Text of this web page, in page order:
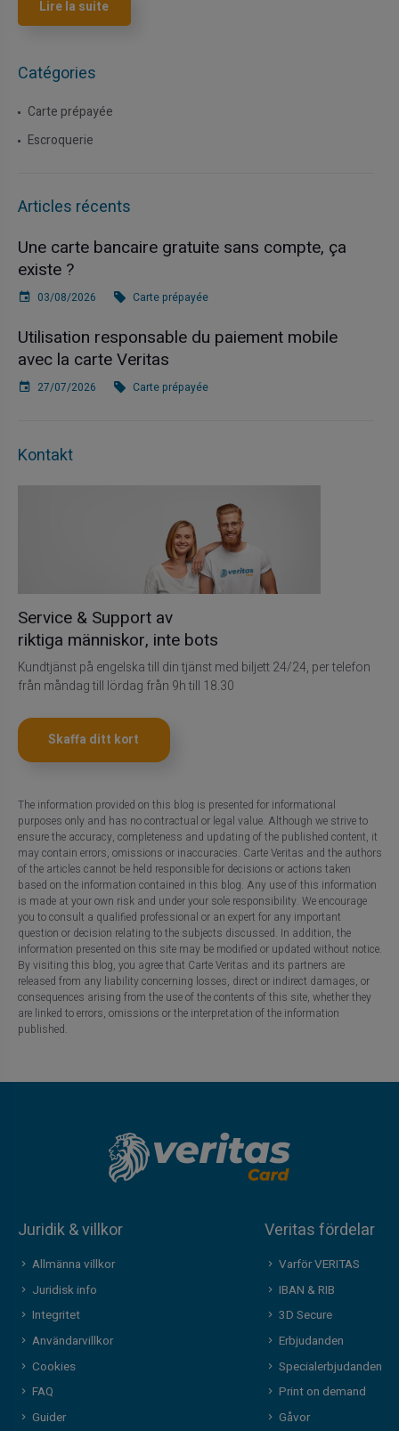
Lire la suite
Catégories
Carte prépayée
Escroquerie
Articles récents
Une carte bancaire gratuite sans compte, ça
existe ?
03/08/2026 Carte prépayée
Utilisation responsable du paiement mobile
avec la carte Veritas
27/07/2026 Carte prépayée
Kontakt
Service & Support av
riktiga människor, inte bots
Kundtjänst på engelska till din tjänst med biljett 24/24, per telefon
från måndag till lördag från 9h till 18.30
Skaffa ditt kort
The information provided on this blog is presented for informational
purposes only and has no contractual or legal value. Although we strive to
ensure the accuracy, completeness and updating of the published content, it
may contain errors, omissions or inaccuracies. Carte Veritas and the authors
of the articles cannot be held responsible for decisions or actions taken
based on the information contained in this blog. Any use of this information
is made at your own risk and under your sole responsibility. We encourage
you to consult a qualified professional or an expert for any important
question or decision relating to the subjects discussed. In addition, the
information presented on this site may be modified or updated without notice.
By visiting this blog, you agree that Carte Veritas and its partners are
released from any liability concerning losses, direct or indirect damages, or
consequences arising from the use of the contents of this site, whether they
are linked to errors, omissions or the interpretation of the information
published.
Juridik & villkor
Allmänna villkor
Juridisk info
Integritet
Användarvillkor
Cookies
FAQ
Guider
Veritas fördelar
Varför VERITAS
IBAN & RIB
3D Secure
Erbjudanden
Specialerbjudanden
Print on demand
Gåvor